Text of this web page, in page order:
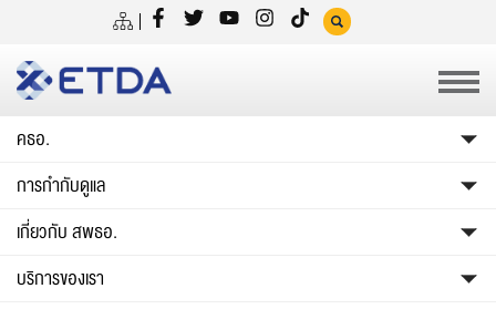
คธอ.
การกำกับดูแล
เกี่ยวกับ สพธอ.
บริการของเรา